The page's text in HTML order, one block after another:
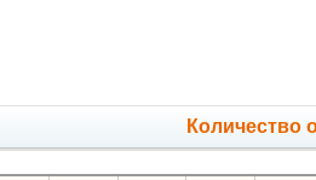
Количество